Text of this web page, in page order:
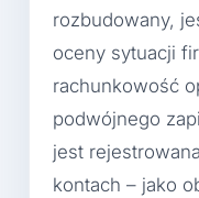
rozbudowany,
oceny sytuacji
rachunkowość
podwójnego
jest
kontach – jako